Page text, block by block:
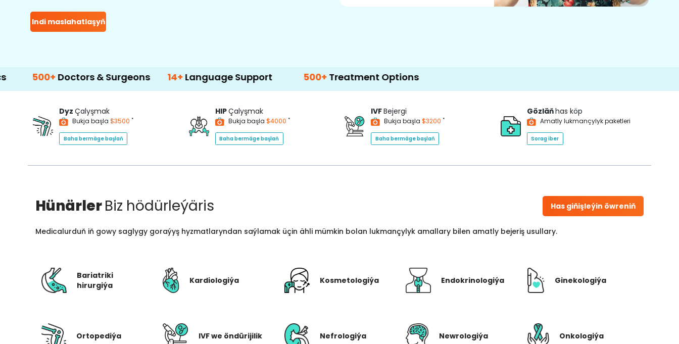
Indi maslahatlaşyň
Doctors & Surgeons 14+Language Support 500+ Treatment Options
Dyz Çalyşmak
Bukja başla $3500 *
Baha bermäge başlaň
HIPÇalyşmak
Bukja başla $4000 *
Baha bermäge başlaň
IVFBejergi
Bukja başla $3200 *
Baha bermäge başlaň
Gözläňhas köp
Amatly lukmançylyk paketleri
Sorag iber
HünärlerBiz hödürleýäris Has giňişleýin öwreniň
Medicalurduň iň gowy saglygy goraýyş hyzmatlaryndan saýlamak üçin ähli mümkin bolan lukmançylyk amallary bilen amatly bejeriş usullary.
Bariatriki
hirurgiýa
Kardiologiýa Kosmetologiýa Endokrinologiýa Ginekologiýa
Ortopediýa IVF we öndürijilik Nefrologiýa Newrologiýa Onkologiýa